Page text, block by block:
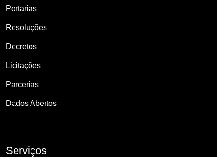
Portarias
Resoluções
Decretos
Licitações
Parcerias
Dados Abertos
Serviços